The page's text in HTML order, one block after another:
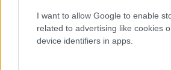
I want to allow Google to enable
related to advertising like cookies
device identifiers in apps.
Γεννήσεις στις 24 Ιουνίου
1869 Πρίγκιπας Γεώργιος